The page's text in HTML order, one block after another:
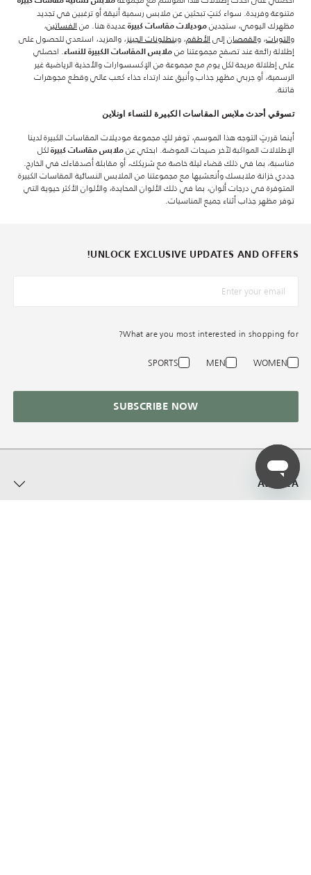
متنوعة وفريدة. سواء كنتِ تبحثين عن ملابس رسمية أنيقة أو ترغبين في تجديد
مظهرك اليومي، ستجدين موديلات مقاسات كبيرة عديدة هنا. من الفساتين،
والتوبات، والقمصان إلى الأطقم، وبنطلونات الجينز، والمزيد، استعدي للحصول على
إطلالة رائعة عند تصفح مجموعتنا من ملابس المقاسات الكبيرة للنساء. احصلي
على إطلالة مريحة لكل يوم مع مجموعة من الإكسسوارات والأحذية الرياضية غير
الرسمية، أو جربي مظهر جذاب وأنيق عند ارتداء حذاء كعب عالي وقطع مجوهرات
فاتنة.
تسوقي أحدث ملابس المقاسات الكبيرة للنساء اونلاين
أينما قررتِ التوجه هذا الموسم، توفر لكِ مجموعة موديلات المقاسات الكبيرة لدينا
الإطلالات المواكبة لآخر صيحات الموضة. ابحثي عن ملابس مقاسات كبيرة لكل
مناسبة، بما في ذلك قضاء ليلة خاصة مع شريكك، أو مقابلة أصدقاءك في الخارج.
جددي خزانة ملابسك وأنعشيها مع مجموعتنا من الملابس النسائية المقاسات الكبيرة
المتوفرة في درجات ألوان، بما في ذلك الألوان المحايدة، والألوان الأكثر حيوية التي
توفر مظهر جذاب أثناء جميع المناسبات.
AZADEA
UNLOCK EXCLUSIVE UPDATES AND OFFERS!
What are you most interested in shopping for?
WOMEN
MEN
SPORTS
SUBSCRIBE NOW